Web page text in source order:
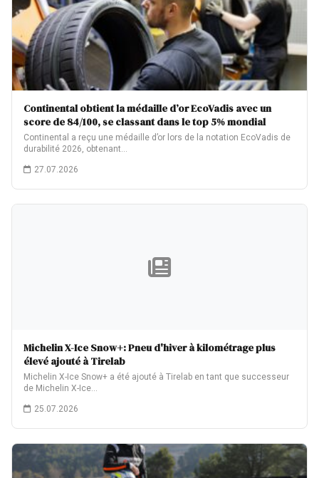
Continental obtient la médaille d’or EcoVadis avec un
score de 84/100, se classant dans le top 5% mondial
Continental a reçu une médaille d’or lors de la notation EcoVadis de
durabilité 2026, obtenant…
27.07.2026
Michelin X-Ice Snow+: Pneu d'hiver à kilométrage plus
élevé ajouté à Tirelab
Michelin X-Ice Snow+ a été ajouté à Tirelab en tant que successeur
de Michelin X-Ice…
25.07.2026